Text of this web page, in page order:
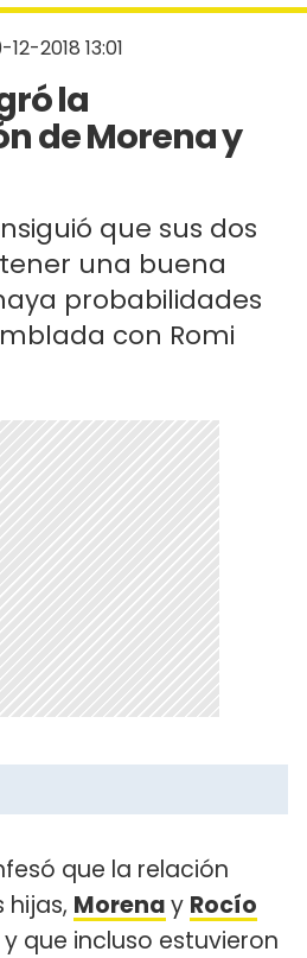
12-2018 13:01
la
de Morena y
que sus dos
una buena
probabilidades
con Romi
que la relación
hijas, Morenay Rocío
que incluso estuvieron